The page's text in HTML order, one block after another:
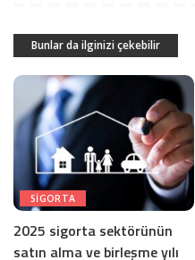
Bunlar da ilginizi çekebilir
SIGORTA
2025 sigorta sektörünün
satın alma ve birleşme yılı